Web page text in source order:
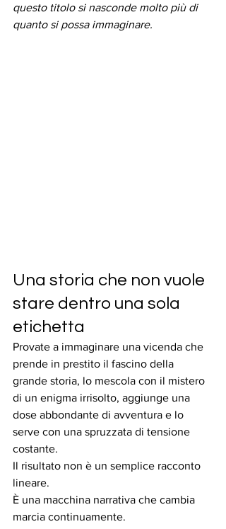
questo titolo si nasconde molto più di
quanto si possa immaginare.
Una storia che non vuole
stare dentro una sola
etichetta
Provate a immaginare una vicenda che
prende in prestito il fascino della
grande storia, lo mescola con il mistero
di un enigma irrisolto, aggiunge una
dose abbondante di avventura e lo
serve con una spruzzata di tensione
costante.
Il risultato non è un semplice racconto
lineare.
È una macchina narrativa che cambia
marcia continuamente.